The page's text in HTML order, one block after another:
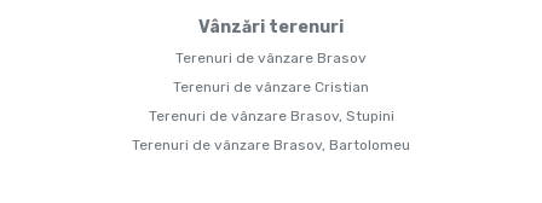
Vânzări terenuri
Terenuri de vânzare Brasov
Terenuri de vânzare Cristian
Terenuri de vânzare Brasov, Stupini
Terenuri de vânzare Brasov, Bartolomeu